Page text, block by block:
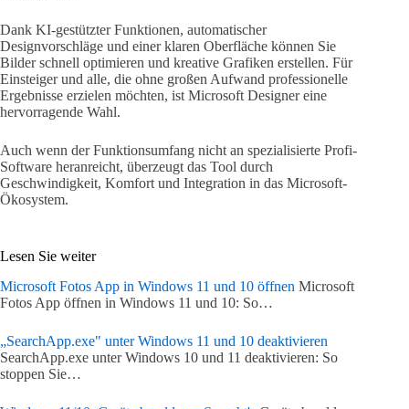
Dank KI-gestützter Funktionen, automatischer
Designvorschläge und einer klaren Oberfläche können Sie
Bilder schnell optimieren und kreative Grafiken erstellen. Für
Einsteiger und alle, die ohne großen Aufwand professionelle
Ergebnisse erzielen möchten, ist Microsoft Designer eine
hervorragende Wahl.
Auch wenn der Funktionsumfang nicht an spezialisierte Profi-
Software heranreicht, überzeugt das Tool durch
Geschwindigkeit, Komfort und Integration in das Microsoft-
Ökosystem.
Lesen Sie weiter
Microsoft Fotos App in Windows 11 und 10 öffnen Microsoft
Fotos App öffnen in Windows 11 und 10: So…
„SearchApp.exe" unter Windows 11 und 10 deaktivieren
SearchApp.exe unter Windows 10 und 11 deaktivieren: So
stoppen Sie…